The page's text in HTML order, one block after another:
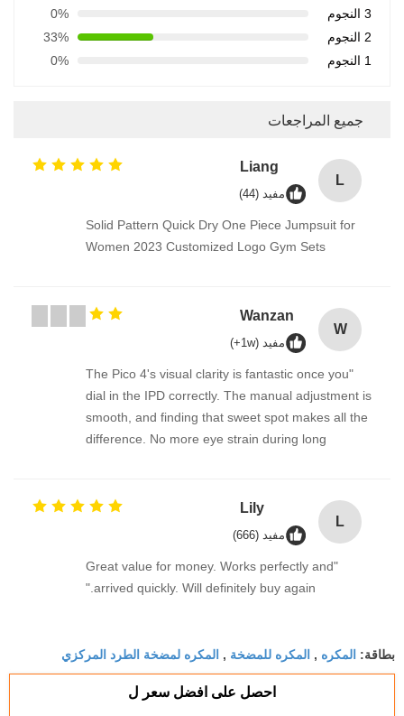
3 النجوم
0%
2 النجوم
33%
1 النجوم
0%
جميع المراجعات
L
Liang
مفيد (44)
Solid Pattern Quick Dry One Piece Jumpsuit for
Women 2023 Customized Logo Gym Sets
W
Wanzan
مفيد (1w+)
"The Pico 4's visual clarity is fantastic once you
dial in the IPD correctly. The manual adjustment is
smooth, and finding that sweet spot makes all the
difference. No more eye strain during long
fantastic once you dial in the IPD correctly. The
manual adjustment is smooth, and finding that
sweet spot makes all the difference. No more eye
strain during long sessions. Highly recommend
taking the time to set it up properly!""The Pico 4's
finding that sweet spot makes all the difference.
No more eye strain during long sessions. Highly
recommend taking the time to set it up
L
Lily
مفيد (666)
"Great value for money. Works perfectly and
arrived quickly. Will definitely buy again."
بطاقة: المكره , المكره للمضخة , المكره لمضخة الطرد المركزي
احصل على افضل سعر ل